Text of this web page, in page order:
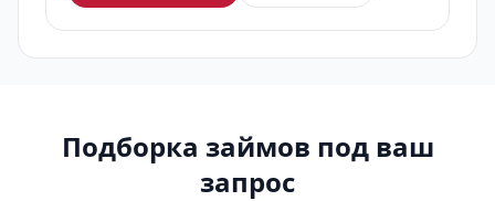
Подборка займов под ваш
запрос